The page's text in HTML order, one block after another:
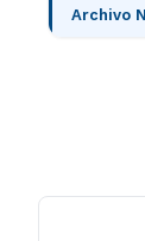
Archivo